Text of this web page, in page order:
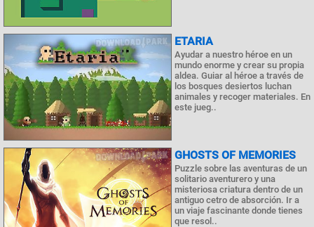
ETARIA
Ayudar a nuestro héroe en un
mundo enorme y crear su propia
aldea. Guiar al héroe a través de
los bosques desiertos luchan
animales y recoger materiales. En
este jueg..
GHOSTS OF MEMORIES
Puzzle sobre las aventuras de un
solitario aventurero y una
misteriosa criatura dentro de un
antiguo cetro de absorción. Ir a
un viaje fascinante donde tienes
que resol..